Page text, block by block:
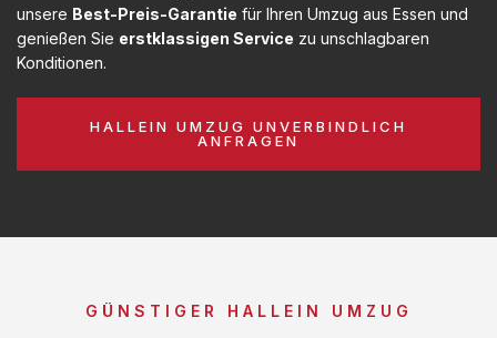
unsere Best-Preis-Garantie für Ihren Umzug aus Essen und
genießen Sie erstklassigen Service zu unschlagbaren
Konditionen.
HALLEIN UMZUG UNVERBINDLICH
ANFRAGEN
GÜNSTIGER HALLEIN UMZUG